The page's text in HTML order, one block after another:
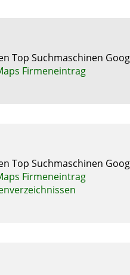
Top Suchmaschinen
Firmeneintrag
Top Suchmaschinen
Firmeneintrag